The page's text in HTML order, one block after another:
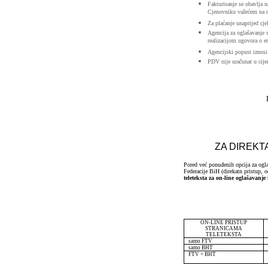
Fakturisanje se obavlja
Cjenovniku važećem na
Za plaćanje unaprijed
Agencija za oglašavanje
realizacijom ugovora o
Agencijski popust
PDV nije uračunat u
ZA
Pored već ponuđenih opcija za
Federacije BiH (direkatn pristup,
teleteksta za on-line oglašavanje
ON-LINE PRISTUP
STRANICAMA
TELETEKSTA
samo FTV
samo BHT
FTV + BHT